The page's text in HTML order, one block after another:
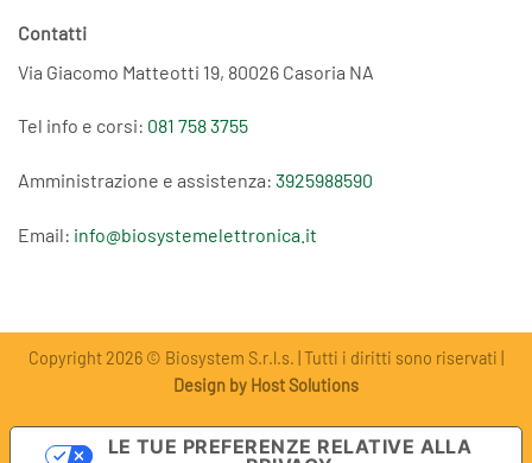
Contatti
Via Giacomo Matteotti 19, 80026 Casoria NA
Tel info e corsi: 081 758 3755
Amministrazione e assistenza: 3925988590
Email: info@biosystemelettronica.it
Copyright 2026 © Biosystem S.r.l.s. | Tutti i diritti sono riservati |
Design by Host Solutions
LE TUE PREFERENZE RELATIVE ALLA